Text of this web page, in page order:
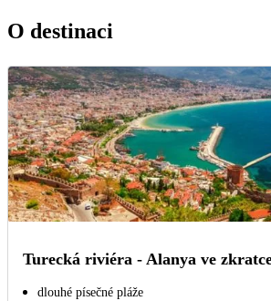
O destinaci
Turecká riviéra - Alanya ve
dlouhé písečné pláže